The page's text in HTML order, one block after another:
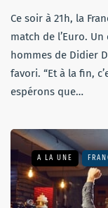
Ce soir à 21h, la
match de l’Euro.
hommes de Didier
favori. “Et à la fin,
espérons que…
A LA UNE